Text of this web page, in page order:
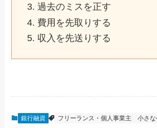
過去のミスを正す
費用を先取りする
収入を先送りする
銀行融資 フリーランス・個人事業主 小さな